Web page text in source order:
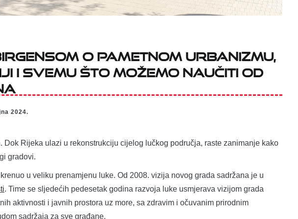
o pametnom urbanizmu,
i svemu što možemo naučiti od
2024.
Dok Rijeka ulazi u rekonstrukciju cijelog lučkog područja, raste zanimanje kako
gradovi.
u veliku prenamjenu luke. Od 2008. vizija novog grada sadržana je u
. Time se sljedećih pedesetak godina razvoja luke usmjerava vizijom grada
aktivnosti i javnih prostora uz more, sa zdravim i očuvanim prirodnim
sadržaja za sve građane.